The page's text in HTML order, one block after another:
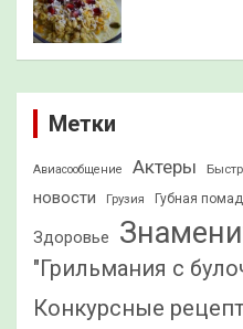
Метки
Авиасообщение Актеры
новости
Грузия Губная
Здоровье
"Грильмания с
Конкурсные